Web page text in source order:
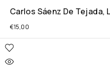
Carlos Sáenz De Tejada,
€15,00